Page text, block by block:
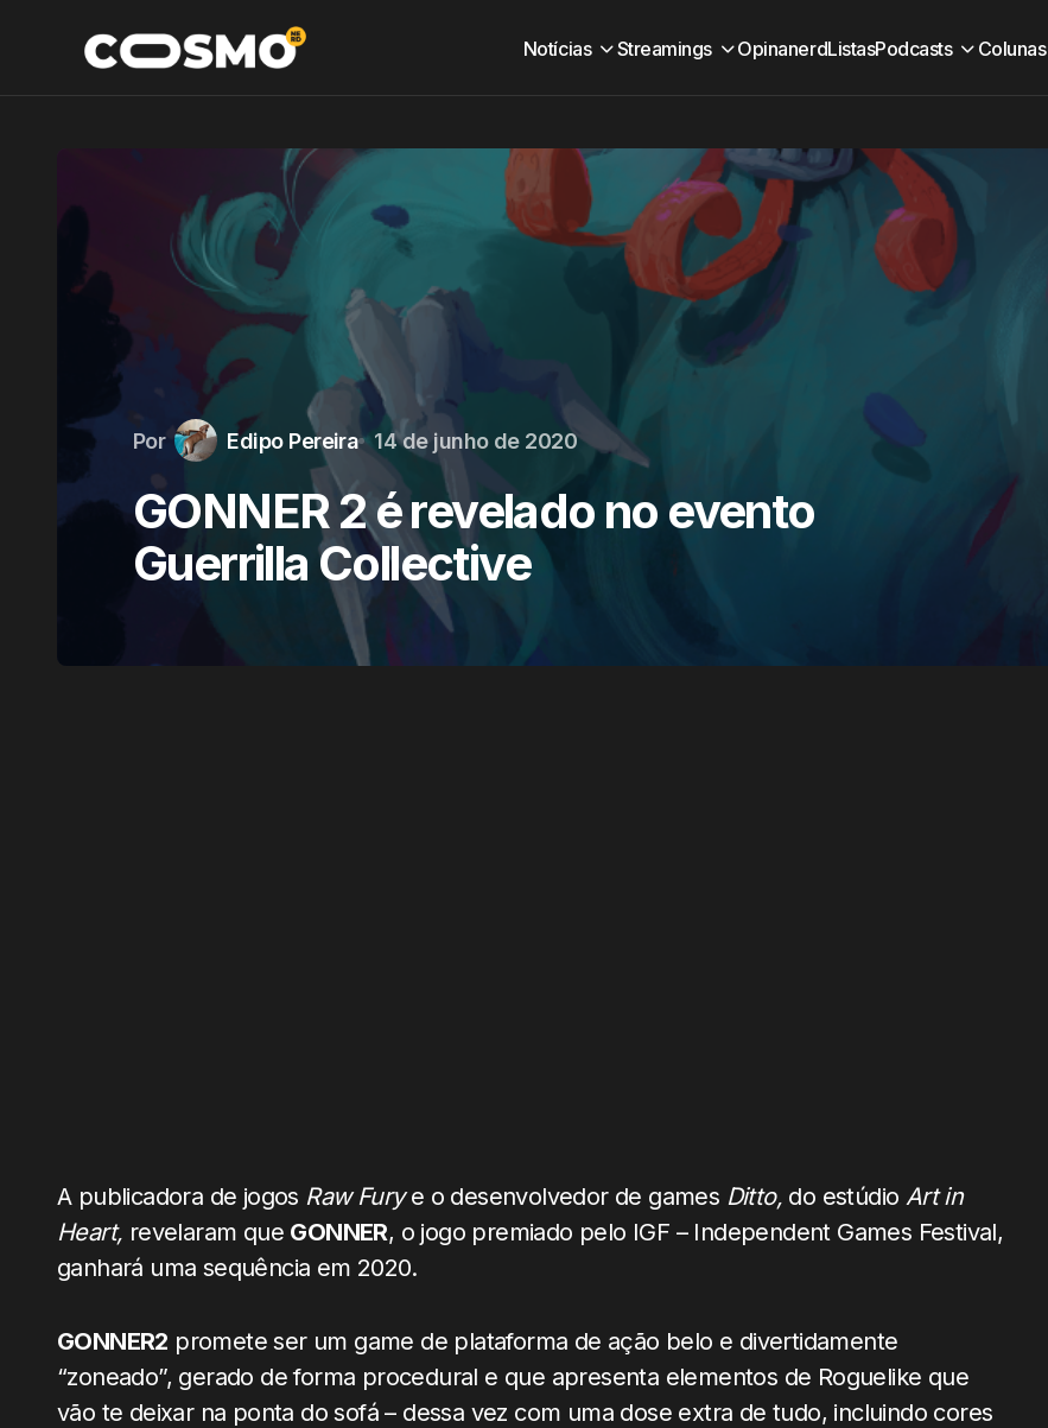
Notícias Streamings OpinanerdListasPodcasts Colunas
Por Edipo Pereira 14 de junho de 2020
GONNER 2 é revelado no evento
Guerrilla Collective
A publicadora de jogos Raw Furye o desenvolvedor de games Ditto, do estúdio Art in
Heart, revelaram que GONNER, o jogo premiado pelo IGF – Independent Games Festival,
ganhará uma sequência em 2020.
GONNER2 promete ser um game de plataforma de ação belo e divertidamente
“zoneado”, gerado de forma procedural e que apresenta elementos de Roguelike que
vão te deixar na ponta do sofá – dessa vez com uma dose extra de tudo, incluindo cores